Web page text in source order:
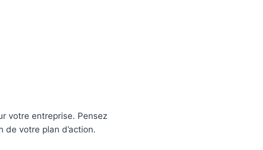
votre entreprise. Pensez
votre plan d’action.